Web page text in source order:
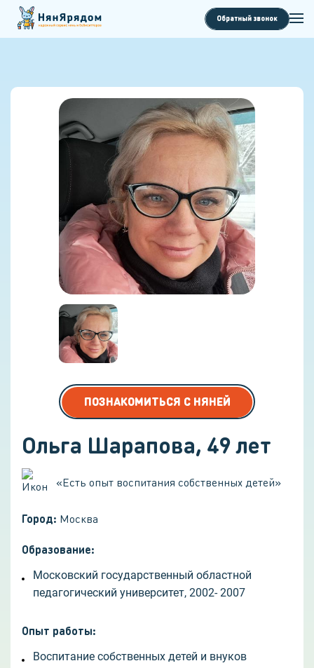
Обратный звонок
ПОЗНАКОМИТЬСЯ С НЯНЕЙ
Ольга Шарапова, 49лет
«Есть опыт воспитания собственных детей»
Город: Москва
Образование:
Московский государственный областной
педагогический университет, 2002- 2007
Опыт работы:
Воспитание собственных детей и внуков